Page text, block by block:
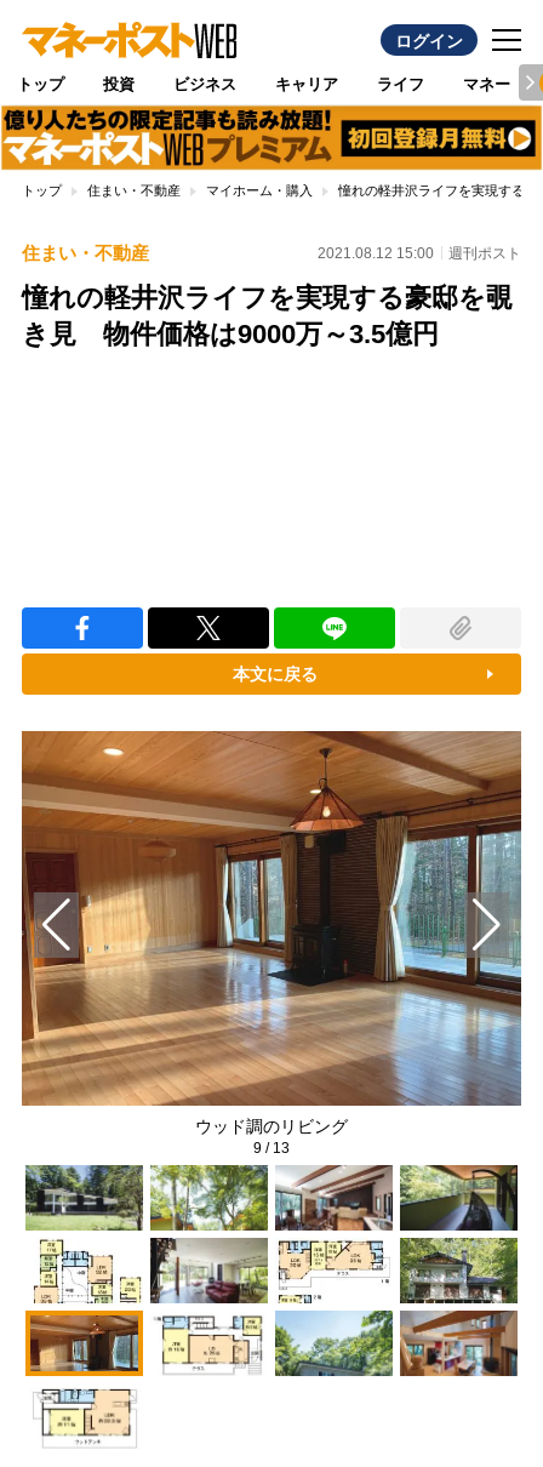
ログイン
トップ 投資 ビジネス キャリア ライフ マネー
トップ 住まい・不動産 マイホーム・購入 憧れの軽井沢ライフを実現する
住まい・不動産 2021.08.12 15:00 週刊ポスト
憧れの軽井沢ライフを実現する豪邸を覗
き見 物件価格は9000万～3.5億円
本文に戻る
ウッド調のリビング
9 / 13